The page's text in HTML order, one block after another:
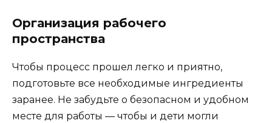
Организация рабочего
пространства
Чтобы процесс прошел легко и приятно,
подготовьте все необходимые ингредиенты
заранее. Не забудьте о безопасном и удобном
месте для работы — чтобы и дети могли